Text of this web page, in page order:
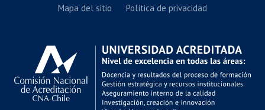
Mapa del sitio Política de privacidad